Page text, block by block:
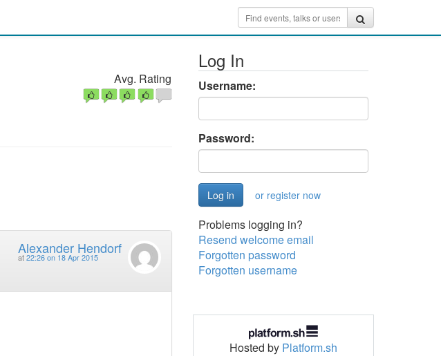
Avg. Rating
Alexander Hendorf
at 22:26 on 18 Apr 2015
Log In
Username:
Password:
or register now
Problems logging in?
Resend welcome email
Forgotten password
Forgotten username
Hosted by Platform.sh